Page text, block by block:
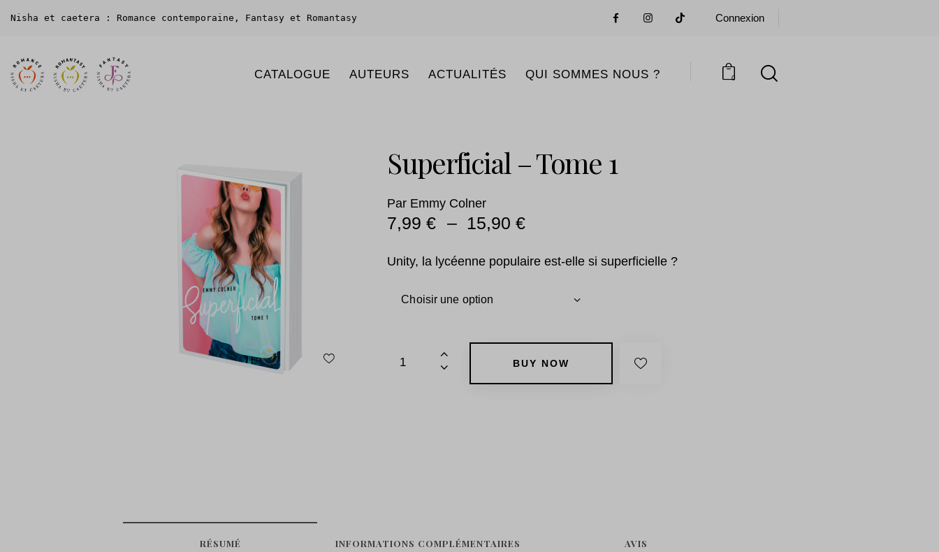
Nisha et caetera : Romance contemporaine, Fantasy et Romantasy Connexion
CATALOGUE AUTEURS ACTUALITÉS QUI SOMMES NOUS ? 0
Superficial – Tome 1
Par Emmy Colner
7,99€ – 15,90€
Unity, la lycéenne populaire est-elle si superficielle ?
BUY NOW
RÉSUMÉ INFORMATIONS COMPLÉMENTAIRES AVIS